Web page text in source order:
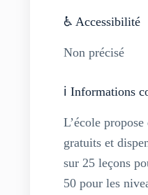
♿ Accessibilité
Non précisé
ℹ️ Informations
L’école propose
gratuits et
sur 25 leçons
50 pour les